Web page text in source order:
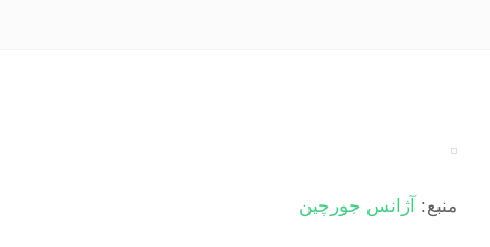
منبع:آژانس جورچین